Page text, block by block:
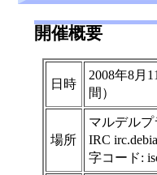
開催概要
日時
2008年8月
間）
場所
マルデルプ
IRC
字コード: